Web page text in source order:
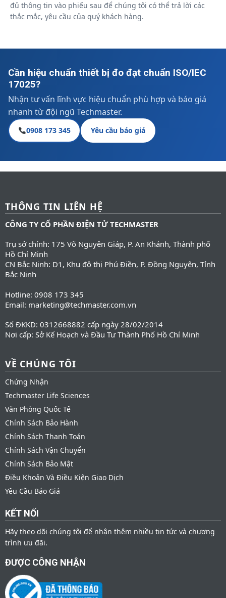
đủ thông tin vào phiếu sau để chúng tôi có thể trả lời các
thắc mắc, yêu cầu của quý khách hàng.
Cần hiệu chuẩn thiết bị đo đạt chuẩn ISO/IEC
17025?
Nhận tư vấn lĩnh vực hiệu chuẩn phù hợp và báo giá
nhanh từ đội ngũ Techmaster.
0908 173 345 Yêu cầu báo giá
THÔNG TIN LIÊN HỆ
CÔNG TY CỔ PHẦN ĐIỆN TỬ TECHMASTER
Trụ sở chính: 175 Võ Nguyên Giáp, P. An Khánh, Thành phố
Hồ Chí Minh
CN Bắc Ninh: D1, Khu đô thị Phú Điền, P. Đồng Nguyên, Tỉnh
Bắc Ninh
Hotline: 0908 173 345
Email: marketing@techmaster.com.vn
Số ĐKKD: 0312668882 cấp ngày 28/02/2014
Nơi cấp: Sở Kế Hoạch và Đầu Tư Thành Phố Hồ Chí Minh
VỀ CHÚNG TÔI
Chứng Nhận
Techmaster Life Sciences
Văn Phòng Quốc Tế
Chính Sách Bảo Hành
Chính Sách Thanh Toán
Chính Sách Vận Chuyển
Chính Sách Bảo Mật
Điều Khoản Và Điều Kiện Giao Dịch
Yêu Cầu Báo Giá
KẾT NỐI
Hãy theo dõi chúng tôi để nhận thêm nhiều tin tức và chương
trình ưu đãi.
ĐƯỢC CÔNG NHẬN